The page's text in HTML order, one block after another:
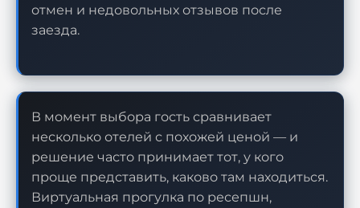
отмен и недовольных отзывов после
заезда.
В момент выбора гость сравнивает
несколько отелей с похожей ценой — и
решение часто принимает тот, у кого
проще представить, каково там находиться.
Виртуальная прогулка по ресепшн,